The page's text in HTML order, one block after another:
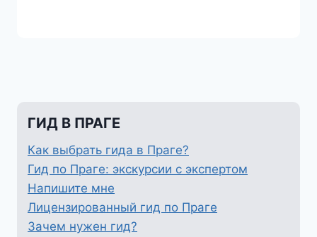
ГИД В ПРАГЕ
Как выбрать гида в Праге?
Гид по Праге: экскурсии с экспертом
Напишите мне
Лицензированный гид по Праге
Зачем нужен гид?